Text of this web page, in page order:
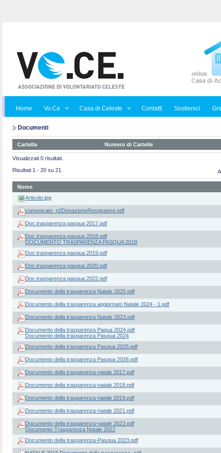
Home Vo.Ce Casa di Celeste Contatti Sostienici
Documenti
Cartella Numero di Cartelle
Visualizzati 0 risultati.
Risultati 1 - 20 su 21.
Nome
Articolo.jpg
comunicato_n2DonazioneRespiratore.pdf
Doc.trasparenza pasqua 2017.pdf
Doc.trasparenza pasqua 2018.pdf
DOCUMENTO TRASPARENZA PASQUA 2018
Doc.trasparenza pasqua 2019.pdf
Doc.trasparenza pasqua 2020.pdf
Doc.trasparenza pasqua 2022.pdf
Documento della trasparenza Natale 2025.pdf
Documento della trasparenza aggiornato Natale 2024 - 1.pdf
Documento della trasparenza Natale 2023.pdf
Documento della trasparenza Paqua 2024.pdf
Documento della trasparenza Pasqua 2024
Documento della trasparenza Pasqua 2025.pdf
Documento della trasparenza Pasqua 2026.pdf
Documento della trasparenza-natale 2017.pdf
Documento della trasparenza-natale 2018.pdf
Documento della trasparenza-natale 2019.pdf
Documento della trasparenza-natale 2021.pdf
Documento della trasparenza-natale 2022.pdf
Documento Trasparenza Natale 2022
Documento della trasparenza-Pasqua 2023.pdf